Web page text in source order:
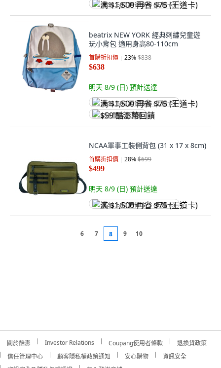
满 $1,500 再省 $75 (王道卡)
beatrix NEW YORK 經典刺繡兒童遊
玩小背包 適用身高80-110cm
首購折扣價 23%$838
$638
明天 8/9 (日) 預計送達
满 $1,500 再省 $75 (王道卡)
$59 酷澎幣回饋
NCAA軍事工裝側背包 (31 x 17 x 8cm)
首購折扣價 28%$699
$499
明天 8/9 (日) 預計送達
满 $1,500 再省 $75 (王道卡)
6 7 8 9 10
關於酷澎 Investor Relations Coupang使用者條款
退換貨政策
信任管理中心
顧客隱私權政策通知 安心購物
資訊安全